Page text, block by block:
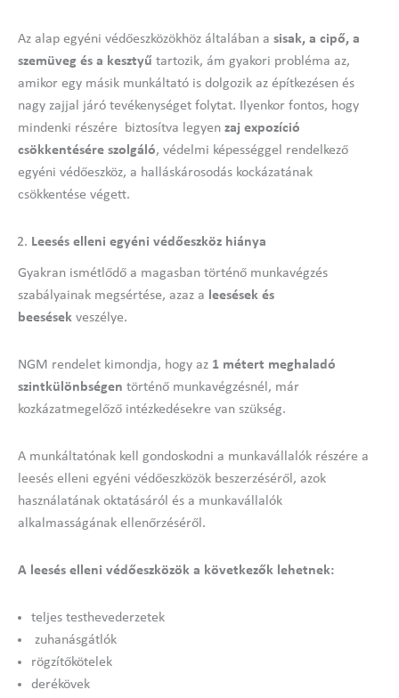
Az alap egyéni védőeszközökhöz általában a sisak, a cipő, a
szemüveg és a kesztyű tartozik, ám gyakori probléma az,
amikor egy másik munkáltató is dolgozik az építkezésen és
nagy zajjal járó tevékenységet folytat. Ilyenkor fontos, hogy
mindenki részére biztosítva legyen zaj expozíció
csökkentésére szolgáló, védelmi képességgel rendelkező
egyéni védőeszköz, a halláskárosodás kockázatának
csökkentése végett.
Leesés elleni egyéni védőeszköz hiánya
Gyakran ismétlődő a magasban történő munkavégzés
szabályainak megsértése, azaz a leesések és
beesések veszélye.
NGM rendelet kimondja, hogy az 1 métert meghaladó
szintkülönbségen történő munkavégzésnél, már
kozkázatmegelőző intézkedésekre van szükség.
A munkáltatónak kell gondoskodni a munkavállalók részére a
leesés elleni egyéni védőeszközök beszerzéséről, azok
használatának oktatásáról és a munkavállalók
alkalmasságának ellenőrzéséről.
A leesés elleni védőeszközök a következők lehetnek:
teljes testhevederzetek
zuhanásgátlók
rögzítőkötelek
derékövek